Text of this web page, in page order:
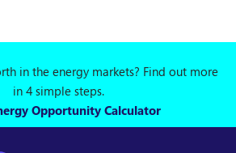
in the energy markets? Find out more
in 4 simple steps.
Opportunity Calculator